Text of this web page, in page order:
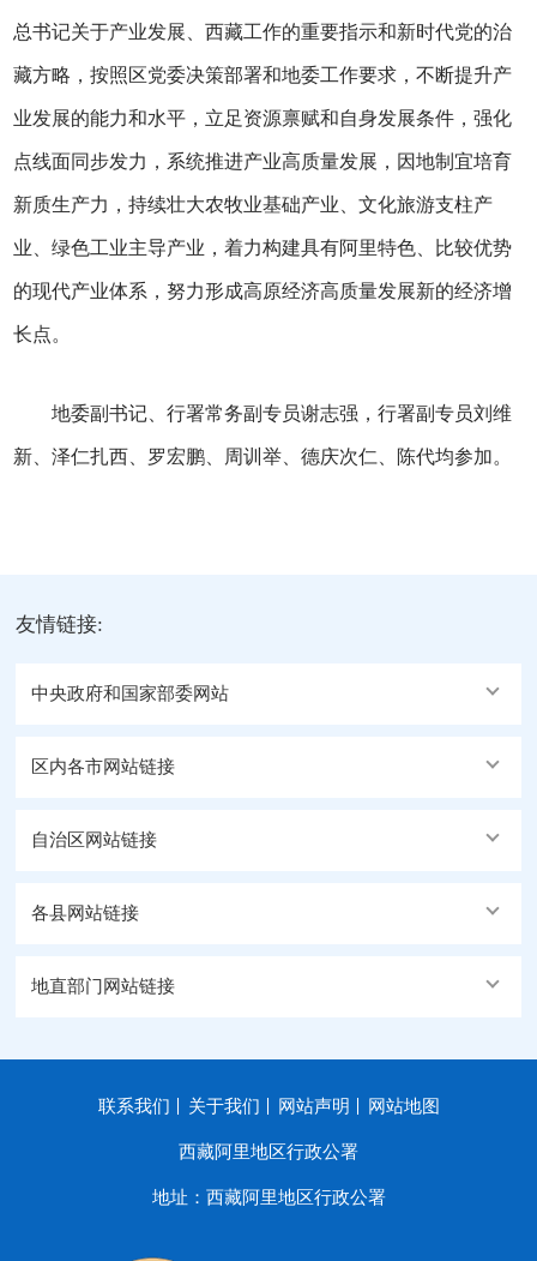
总书记关于产业发展、西藏工作的重要指示和新时代党的治
藏方略，按照区党委决策部署和地委工作要求，不断提升产
业发展的能力和水平，立足资源禀赋和自身发展条件，强化
点线面同步发力，系统推进产业高质量发展，因地制宜培育
新质生产力，持续壮大农牧业基础产业、文化旅游支柱产
业、绿色工业主导产业，着力构建具有阿里特色、比较优势
的现代产业体系，努力形成高原经济高质量发展新的经济增
长点。
地委副书记、行署常务副专员谢志强，行署副专员刘维
新、泽仁扎西、罗宏鹏、周训举、德庆次仁、陈代均参加。
友情链接:
中央政府和国家部委网站
区内各市网站链接
自治区网站链接
各县网站链接
地直部门网站链接
联系我们 关于我们 网站声明 网站地图
西藏阿里地区行政公署
地址：西藏阿里地区行政公署